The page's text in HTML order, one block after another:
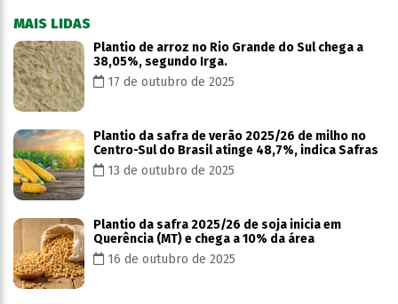
MAIS LIDAS
Plantio de arroz no Rio Grande do Sul chega a
38,05%, segundo Irga.
17 de outubro de 2025
Plantio da safra de verão 2025/26 de milho no
Centro-Sul do Brasil atinge 48,7%, indica Safras
13 de outubro de 2025
Plantio da safra 2025/26 de soja inicia em
Querência (MT) e chega a 10% da área
16 de outubro de 2025